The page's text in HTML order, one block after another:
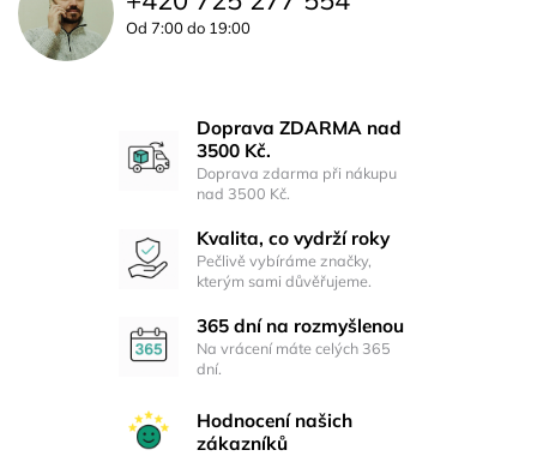
Od 7:00 do 19:00
Doprava ZDARMA nad
3500 Kč.
Doprava zdarma při nákupu
nad 3500 Kč.
Kvalita, co vydrží roky
Pečlivě vybíráme značky,
kterým sami důvěřujeme.
365 dní na rozmyšlenou
Na vrácení máte celých 365
dní.
Hodnocení našich
zákazníků